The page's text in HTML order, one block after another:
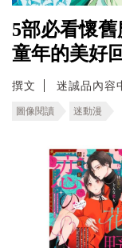
5部必看懷
童年的美好
撰文 迷誠品內容
圖像閱讀 迷動漫